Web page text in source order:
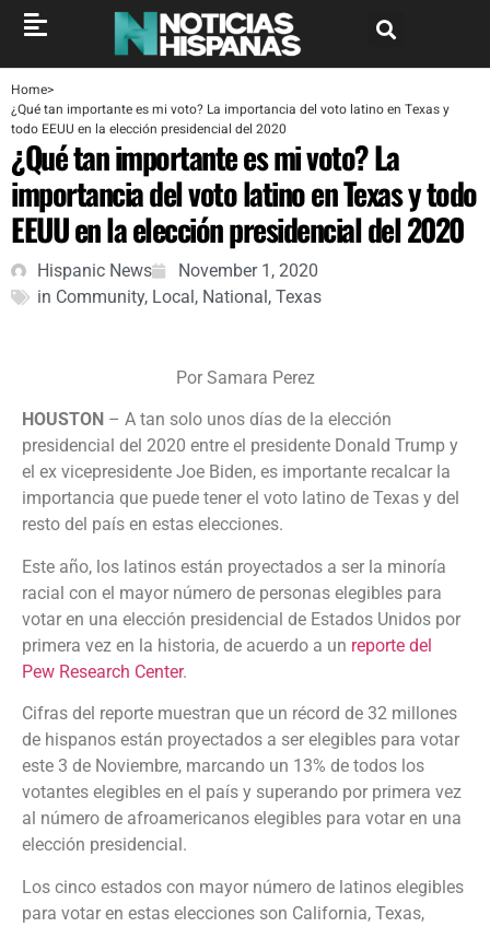
Home>
¿Qué tan importante es mi voto? La importancia del voto latino en Texas y
todo EEUU en la elección presidencial del 2020
¿Qué tan importante es mi voto? La
importancia del voto latino en Texas y todo
EEUU en la elección presidencial del 2020
Hispanic News
November 1, 2020
in Community, Local, National, Texas
Por Samara Perez
HOUSTON – A tan solo unos días de la elección
presidencial del 2020 entre el presidente Donald Trump y
el ex vicepresidente Joe Biden, es importante recalcar la
importancia que puede tener el voto latino de Texas y del
resto del país en estas elecciones.
Este año, los latinos están proyectados a ser la minoría
racial con el mayor número de personas elegibles para
votar en una elección presidencial de Estados Unidos por
primera vez en la historia, de acuerdo a un reporte del
Pew Research Center.
Cifras del reporte muestran que un récord de 32 millones
de hispanos están proyectados a ser elegibles para votar
este 3 de Noviembre, marcando un 13% de todos los
votantes elegibles en el país y superando por primera vez
al número de afroamericanos elegibles para votar en una
elección presidencial.
Los cinco estados con mayor número de latinos elegibles
para votar en estas elecciones son California, Texas,